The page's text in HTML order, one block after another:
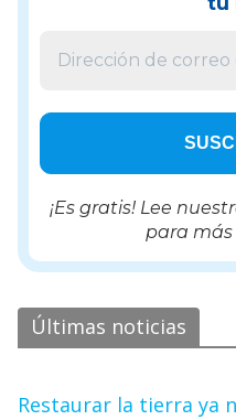
¡Es gratis! Lee
para más
Últimas noticias
Restaurar la tierra ya